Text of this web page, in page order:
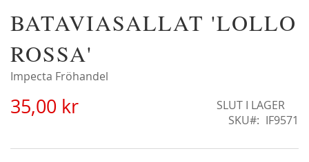
Christine Hélène'
BATAVIASALLAT 'LOLLO
ROSSA'
Impecta Fröhandel
35,00 kr
SLUT I LAGER
SKU
IF9571
Hoppa
till
början
av
bildgalleriet